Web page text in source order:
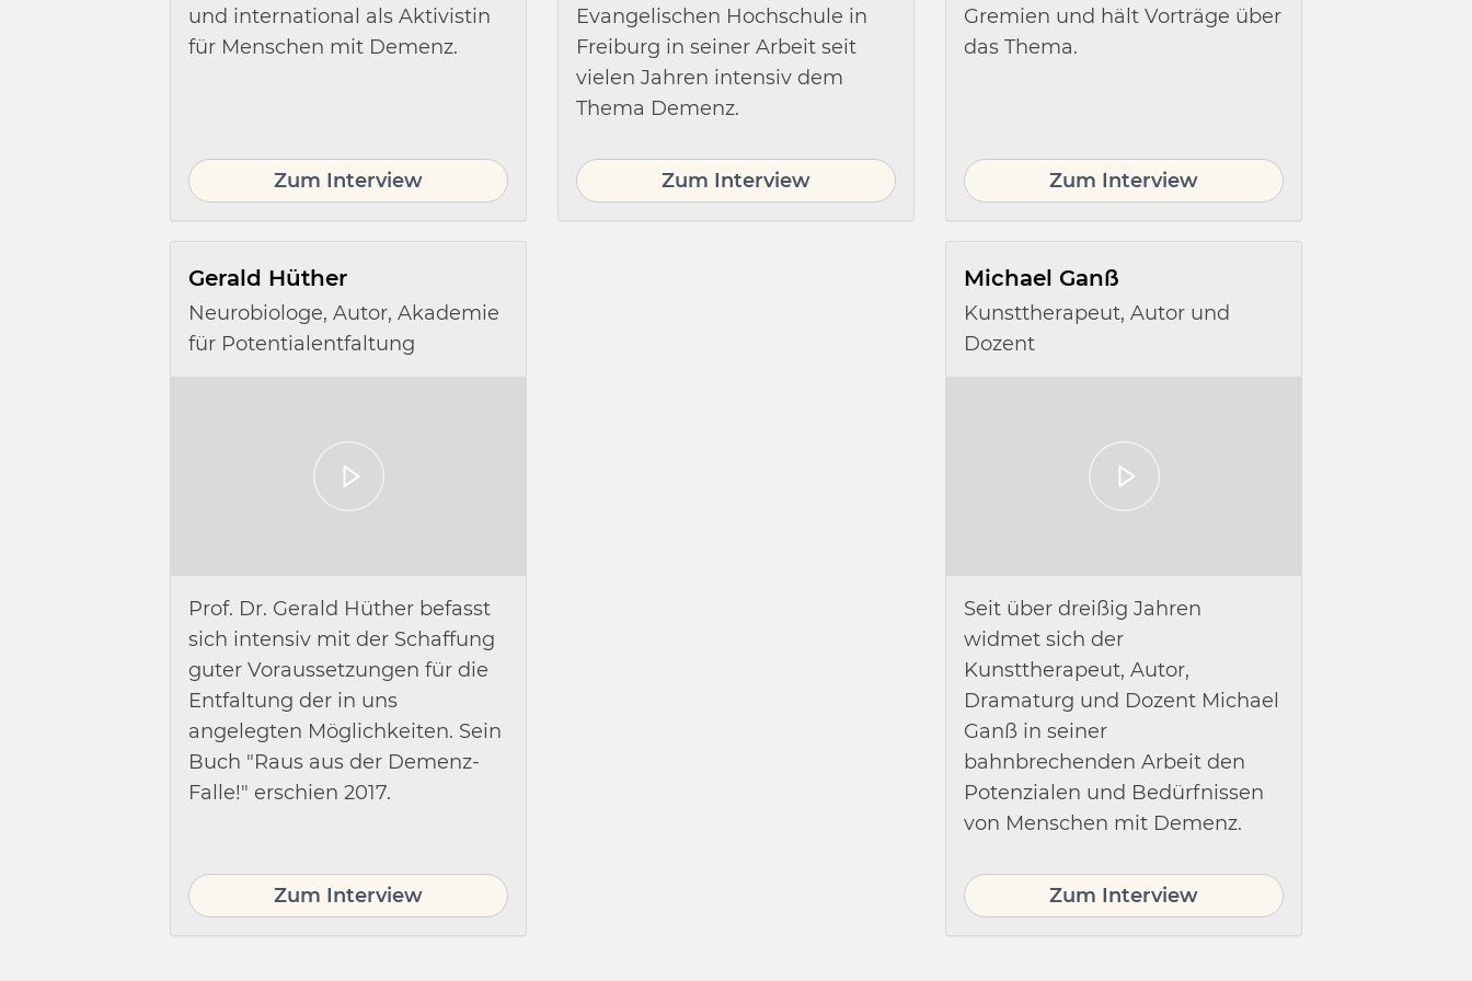
und international als Aktivistin
für Menschen mit Demenz.
Zum Interview
Evangelischen Hochschule in
Freiburg in seiner Arbeit seit
vielen Jahren intensiv dem
Thema Demenz.
Zum Interview
Gremien und hält Vorträge über
das Thema.
Zum Interview
Gerald Hüther
Neurobiologe, Autor, Akademie
für Potentialentfaltung
Prof. Dr. Gerald Hüther befasst
sich intensiv mit der Schaffung
guter Voraussetzungen für die
Entfaltung der in uns
angelegten Möglichkeiten. Sein
Buch "Raus aus der Demenz-
Falle!" erschien 2017.
Zum Interview
Michael Ganß
Kunsttherapeut, Autor und
Dozent
Seit über dreißig Jahren
widmet sich der
Kunsttherapeut, Autor,
Dramaturg und Dozent Michael
Ganß in seiner
bahnbrechenden Arbeit den
Potenzialen und Bedürfnissen
von Menschen mit Demenz.
Zum Interview